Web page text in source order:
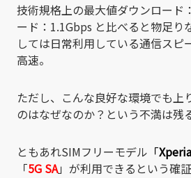
技術規格上の最大値ダウンロード
ード：1.1Gbps と比べると物足り
しては日常利用している通信スピ
高速。
ただし、こんな良好な環境でも上
のはなぜなのか？という不満は残
ともあれSIMフリーモデル 「
「5G SA」が利用できるという確